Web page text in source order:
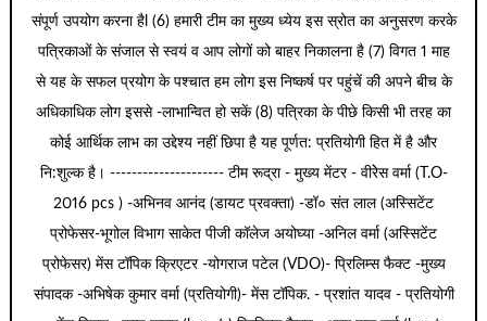
संपूर्ण उपयोग करना हैl (6) हमारी टीम का मुख्य ध्येय इस स्रोत का अनुसरण करके
पत्रिकाओं के संजाल से स्वयं व आप लोगों को बाहर निकालना है (7) विगत 1 माह
से यह के सफल प्रयोग के पश्चात हम लोग इस निष्कर्ष पर पहुंचें की अपने बीच के
अधिकाधिक लोग इससे -लाभान्वित हो सकें (8) पत्रिका के पीछे किसी भी तरह का
कोई आर्थिक लाभ का उद्देश्य नहीं छिपा है यह पूर्णत: प्रतियोगी हित में है और
नि:शुल्क है। --------------------- टीम रूद्रा - मुख्य मेंटर - वीरेेस वर्मा (T.O-
2016 pcs ) -अभिनव आनंद (डायट प्रवक्ता) -डॉ० संत लाल (अस्सिटेंट
प्रोफेसर-भूगोल विभाग साकेत पीजी कॉलेज अयोघ्या -अनिल वर्मा (अस्सिटेंट
प्रोफेसर) मेंस टॉपिक क्रिएटर -योगराज पटेल (VDO)- प्रिलिम्स फैक्ट -मुख्य
संपादक -अभिषेक कुमार वर्मा (प्रतियोगी)- मेंस टॉपिक. - प्रशांत यादव - प्रतियोगी